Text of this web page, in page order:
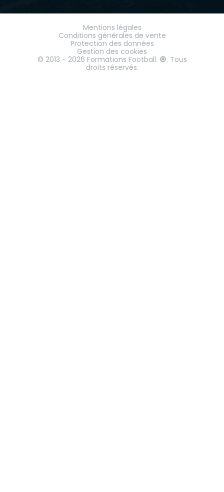
© 2013 - 2026 Formations Football. 🧿. Tous
droits réservés.
Mentions légales
Conditions générales de vente
Protection des données
Gestion des cookies